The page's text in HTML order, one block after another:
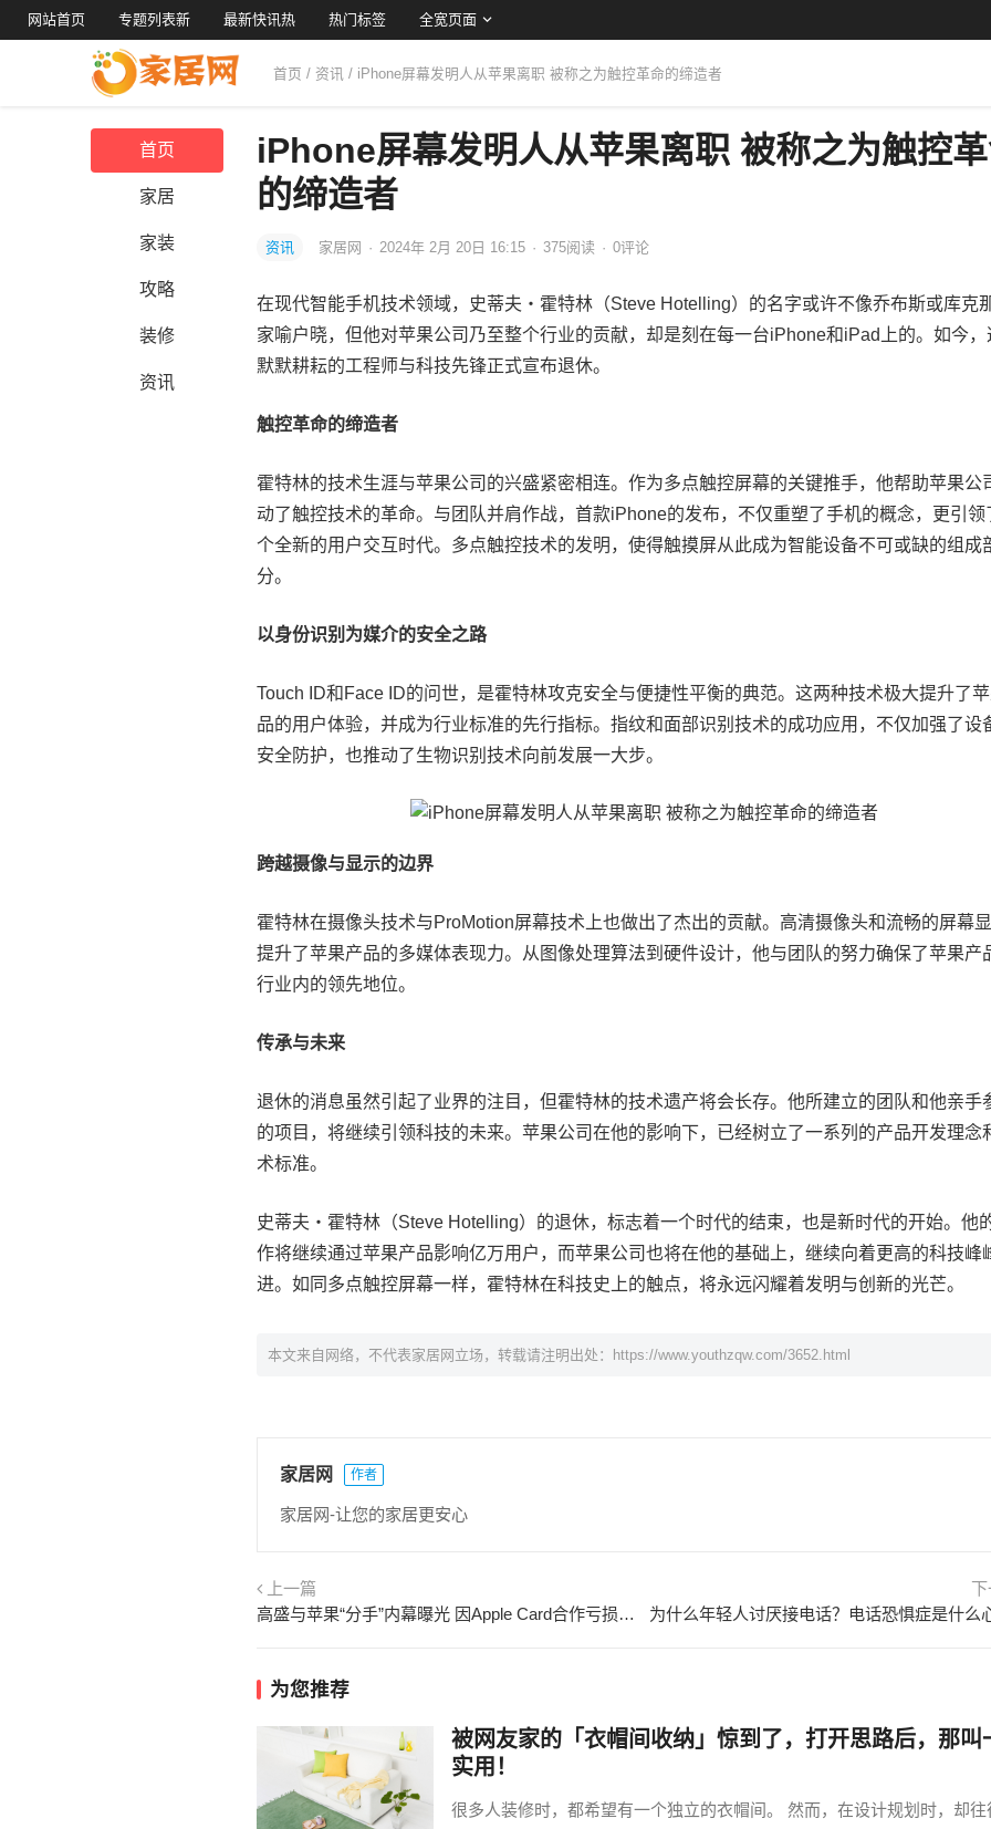
网站首页 专题列表新 最新快讯热 热门标签 全宽页面
首页 / 资讯 / iPhone屏幕发明人从苹果离职 被称之为触控革命的缔造者
首页
家居
家装
攻略
装修
资讯
iPhone屏幕发明人从苹果离职 被称之为触控
的缔造者
资讯 家居网 · 2024年 2月 20日 16:15 · 375阅读 · 0评论
在现代智能手机技术领域，史蒂夫・霍特林（Steve Hotelling）的名字或许不像乔布斯或库克
家喻户晓，但他对苹果公司乃至整个行业的贡献，却是刻在每一台iPhone和iPad上的。如今，
默默耕耘的工程师与科技先锋正式宣布退休。
触控革命的缔造者
霍特林的技术生涯与苹果公司的兴盛紧密相连。作为多点触控屏幕的关键推手，他帮助苹果公
动了触控技术的革命。与团队并肩作战，首款iPhone的发布，不仅重塑了手机的概念，更引领
个全新的用户交互时代。多点触控技术的发明，使得触摸屏从此成为智能设备不可或缺的组成
分。
以身份识别为媒介的安全之路
Touch ID和Face ID的问世，是霍特林攻克安全与便捷性平衡的典范。这两种技术极大提升了
品的用户体验，并成为行业标准的先行指标。指纹和面部识别技术的成功应用，不仅加强了设
安全防护，也推动了生物识别技术向前发展一大步。
跨越摄像与显示的边界
霍特林在摄像头技术与ProMotion屏幕技术上也做出了杰出的贡献。高清摄像头和流畅的屏幕显
提升了苹果产品的多媒体表现力。从图像处理算法到硬件设计，他与团队的努力确保了苹果产
行业内的领先地位。
传承与未来
退休的消息虽然引起了业界的注目，但霍特林的技术遗产将会长存。他所建立的团队和他亲手
的项目，将继续引领科技的未来。苹果公司在他的影响下，已经树立了一系列的产品开发理念
术标准。
史蒂夫・霍特林（Steve Hotelling）的退休，标志着一个时代的结束，也是新时代的开始。他
作将继续通过苹果产品影响亿万用户，而苹果公司也将在他的基础上，继续向着更高的科技峰
进。如同多点触控屏幕一样，霍特林在科技史上的触点，将永远闪耀着发明与创新的光芒。
本文来自网络，不代表家居网立场，转载请注明出处： https://www.youthzqw.com/3652.html
家居网 作者
家居网-让您的家居更安心
上一篇
高盛与苹果“分手”内幕曝光 因Apple Card合作亏损超10亿美元
为什么年轻人讨厌接电话？电话恐惧症是什么
为您推荐
被网友家的「衣帽间收纳」惊到了，打开思路后，那叫
实用！
很多人装修时，都希望有一个独立的衣帽间。 然而，在设计规划时，却往